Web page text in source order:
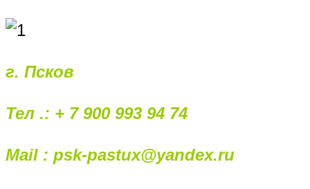
г. Псков
Тел .: + 7 900 993 94 74
Mail : psk-pastux@yandex.ru